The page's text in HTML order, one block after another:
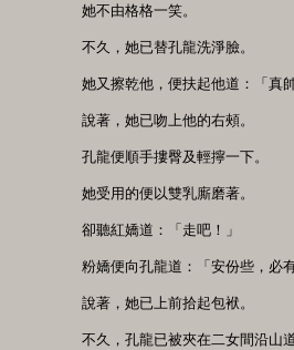
她不由格格一笑。
不久，她已替孔龍洗淨臉。
她又擦乾他，便扶起他道：「真帥
說著，她已吻上他的右頰。
孔龍便順手摟臀及輕擰一下。
她受用的便以雙乳廝磨著。
卻聽紅嬌道：「走吧！」
粉嬌便向孔龍道：「安份些，必有
說著，她已上前拾起包袱。
不久，孔龍已被夾在二女間沿山道